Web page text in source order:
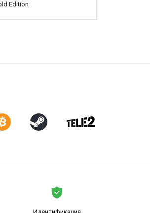
Edition